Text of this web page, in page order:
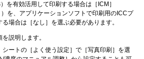
を有効活用して印刷する場合は
［ICM］
）を、アプリケーションソフトで印刷用のICCプ
る場合は
［なし］ を選ぶ必要があります。
説明します。
シートの ［よく使う設定］で ［写真印刷］ を選